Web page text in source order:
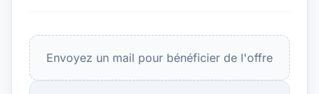
Envoyez un mail pour bénéficier de l'offre